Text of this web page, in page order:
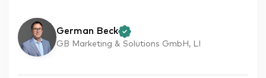
German Beck
GB Marketing & Solutions GmbH, LI